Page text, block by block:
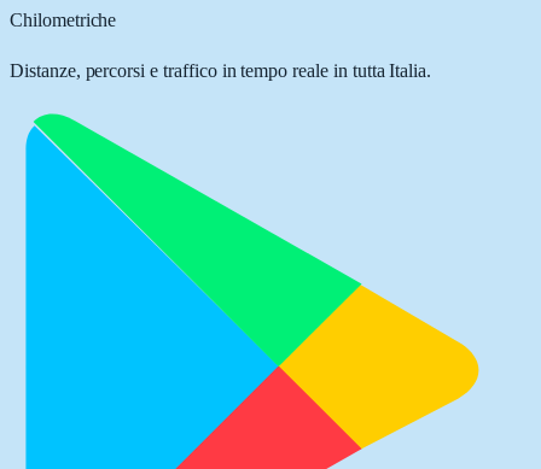
Chilometriche
Distanze, percorsi e traffico in tempo reale in tutta Italia.